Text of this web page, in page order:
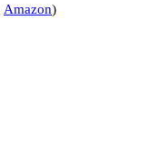
Amazon)